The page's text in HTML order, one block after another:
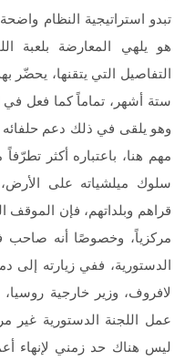
تبدو استراتيجية النظام
هو يلهي المعارضة بلعبة
التفاصيل التي يتقنها، يحضّر
ستة أشهر، تماماً كما فعل في
وهو يلقى في ذلك دعم حلفائه
مهم هنا، باعتباره أكثر
سلوك ميلشياته على
قراهم وبلداتهم، فإن
مركزياً، وخصوصًا أنه صاحب
الدستورية، ففي زيارته
لافروف، وزير خارجية
عمل اللجنة الدستورية غير
ليس هناك حد زمني لإنهاء